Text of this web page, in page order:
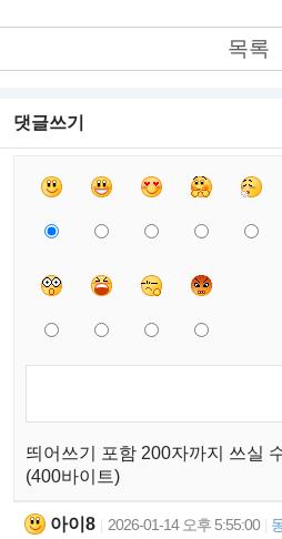
목록
댓글쓰기
띄어쓰기 포함 200자까지 쓰실
(400바이트)
아이8 2026-01-14 오후 5:55:00